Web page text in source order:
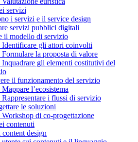
servizi
i servizi e il service design
servizi pubblici digitali
il modello di servizio
Identificare gli attori coinvolti
Formulare la proposta di valore
Inquadrare gli elementi costitutivi del
il funzionamento del servizio
l’ecosistema
Rappresentare i flussi di servizio
le soluzioni
Workshop di co-progettazione
contenuti
content design